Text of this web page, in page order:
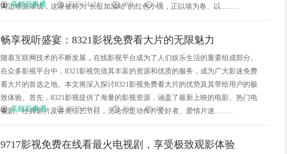
周边墙面落成，这座被称为“长征加油站”的红色小镇，正以墙为卷、以.........
高邮百事通 2025-11-24 450 10
畅享视听盛宴：8321影视免费看大片的无限魅力
随着互联网技术的不断发展，在线影视平台成为了人们娱乐生活的重要组成部分。
在众多影视平台中，8321影视凭借其丰富的资源和优质的服务，成为广大影迷免费
看大片的首选之地。本文将深入探讨8321影视免费看大片的优势及其带给用户的极
致体验。首先，8321影视提供了海量的影视资源，涵盖了最新上映的电影、热门电
视剧、经典影片及各类综艺节目，无论你是动作片爱好者、爱情片迷.........
高邮百事通 2025-11-24 450 10
9717影视免费在线看最火电视剧，享受极致观影体验